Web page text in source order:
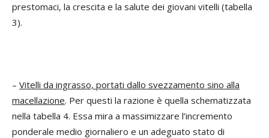
prestomaci, la crescita e la salute dei giovani vitelli (tabella
3).
– Vitelli da ingrasso, portati dallo svezzamento sino alla
macellazione. Per questi la razione è quella schematizzata
nella tabella 4. Essa mira a massimizzare l’incremento
ponderale medio giornaliero e un adeguato stato di